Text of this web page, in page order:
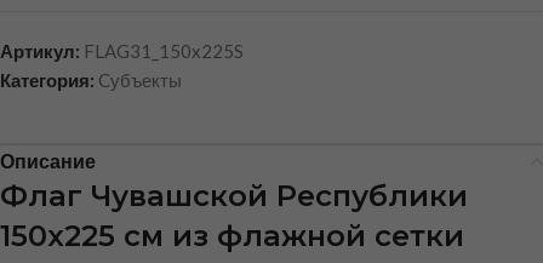
Артикул: FLAG31_150x225S
Категория: Cубъекты
Описание
Флаг Чувашской Республики
150х225 см из флажной сетки